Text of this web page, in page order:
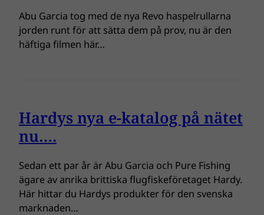
Abu Garcia tog med de nya Revo haspelrullarna
jorden runt för att sätta dem på prov, nu är den
häftiga filmen här…
Hardys nya e-katalog på nätet
nu….
Sedan ett par år är Abu Garcia och Pure Fishing
ägare av anrika brittiska flugfiskeföretaget Hardy.
Här hittar du Hardys produkter för den svenska
marknaden…